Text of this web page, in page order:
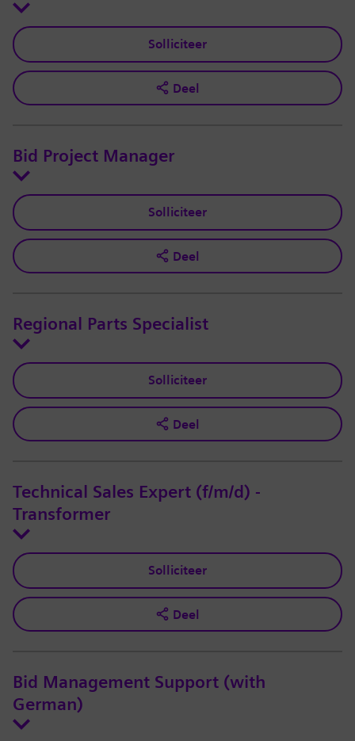
Solliciteer
Deel
Bid Project Manager
Solliciteer
Deel
Regional Parts Specialist
Solliciteer
Deel
Technical Sales Expert (f/m/d) -
Transformer
Solliciteer
Deel
Bid Management Support (with
German)